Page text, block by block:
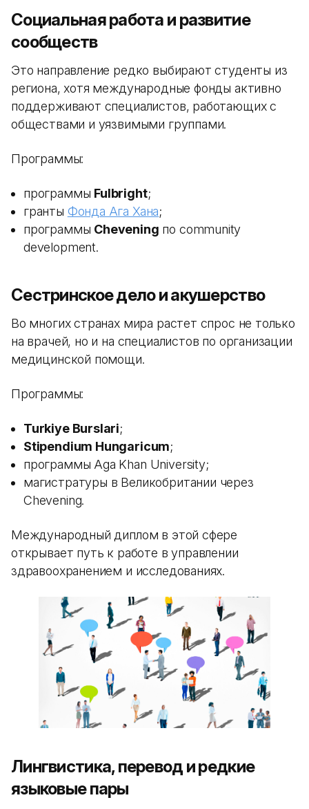
Социальная работа и развитие
сообществ
Это направление редко выбирают студенты из
региона, хотя международные фонды активно
поддерживают специалистов, работающих с
обществами и уязвимыми группами.
Программы:
программы Fulbright;
гранты Фонда Ага Хана;
программы Chevening по community
development.
Сестринское дело и акушерство
Во многих странах мира растет спрос не только
на врачей, но и на специалистов по организации
медицинской помощи.
Программы:
Turkiye Burslari;
Stipendium Hungaricum;
программы Aga Khan University;
магистратуры в Великобритании через
Chevening.
Международный диплом в этой сфере
открывает путь к работе в управлении
здравоохранением и исследованиях.
Лингвистика, перевод и редкие
языковые пары